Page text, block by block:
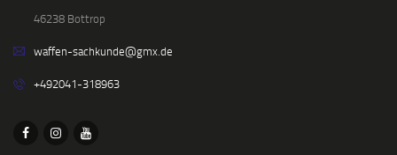
46238 Bottrop
waffen-sachkunde@gmx.de
+492041-318963